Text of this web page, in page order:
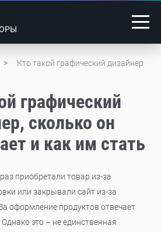
Кто такой графический дизайнер
графический
сколько он
и как им стать
приобретали товар из-за
или закрывали сайт из-за
оформление продуктов отвечает
это – не единственная